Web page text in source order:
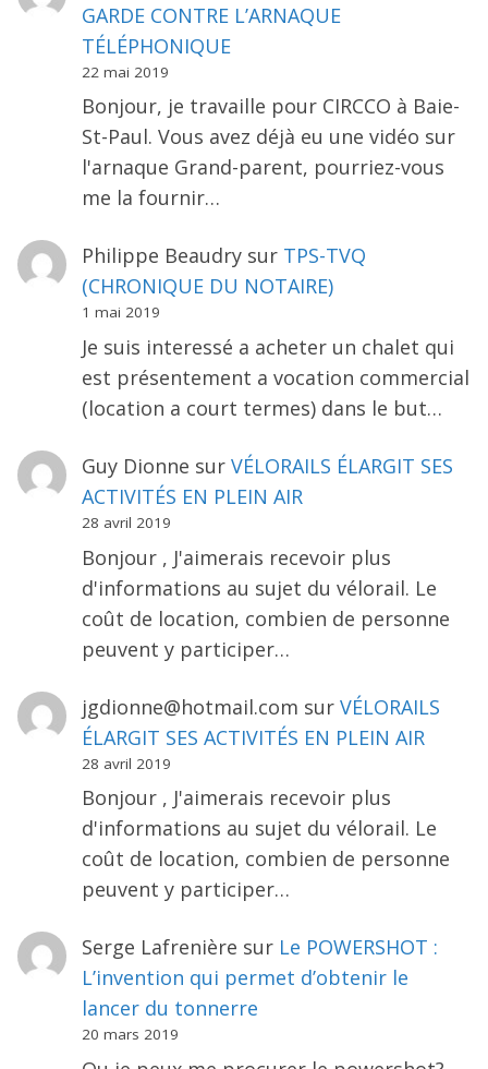
GARDE CONTRE L’ARNAQUE
TÉLÉPHONIQUE
22 mai 2019
Bonjour, je travaille pour CIRCCO à Baie-
St-Paul. Vous avez déjà eu une vidéo sur
l'arnaque Grand-parent, pourriez-vous
me la fournir…
Philippe Beaudrysur TPS-TVQ
(CHRONIQUE DU NOTAIRE)
1 mai 2019
Je suis interessé a acheter un chalet qui
est présentement a vocation commercial
(location a court termes) dans le but…
Guy Dionne sur VÉLORAILS ÉLARGIT SES
ACTIVITÉS EN PLEIN AIR
28 avril 2019
Bonjour , J'aimerais recevoir plus
d'informations au sujet du vélorail. Le
coût de location, combien de personne
peuvent y participer…
jgdionne@hotmail.com sur VÉLORAILS
ÉLARGIT SES ACTIVITÉS EN PLEIN AIR
28 avril 2019
Bonjour , J'aimerais recevoir plus
d'informations au sujet du vélorail. Le
coût de location, combien de personne
peuvent y participer…
Serge Lafrenière sur Le POWERSHOT :
L’invention qui permet d’obtenir le
lancer du tonnerre
20 mars 2019